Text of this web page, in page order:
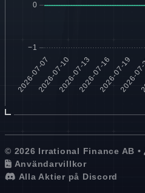
© 2026 Irrational Finance AB •
Användarvillkor
Alla Aktier på Discord